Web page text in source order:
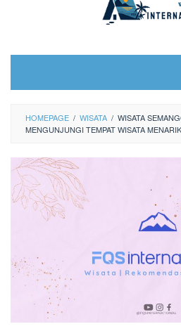
HOMEPAGE / WISATA / WISATA
MENGUNJUNGI TEMPAT WISATA